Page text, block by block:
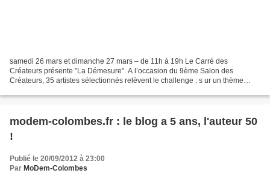
samedi 26 mars et dimanche 27 mars – de 11h à 19h Le Carré des
Créateurs présente "La Démesure". A l’occasion du 9ème Salon des
Créateurs, 35 artistes sélectionnés relèvent le challenge : s ur un thème
modem-colombes.fr : le blog a 5 ans, l'auteur 50
!
Publié le 20/09/2012 à 23:00
Par MoDem-Colombes